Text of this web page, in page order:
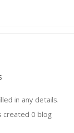
in any details.
created 0 blog